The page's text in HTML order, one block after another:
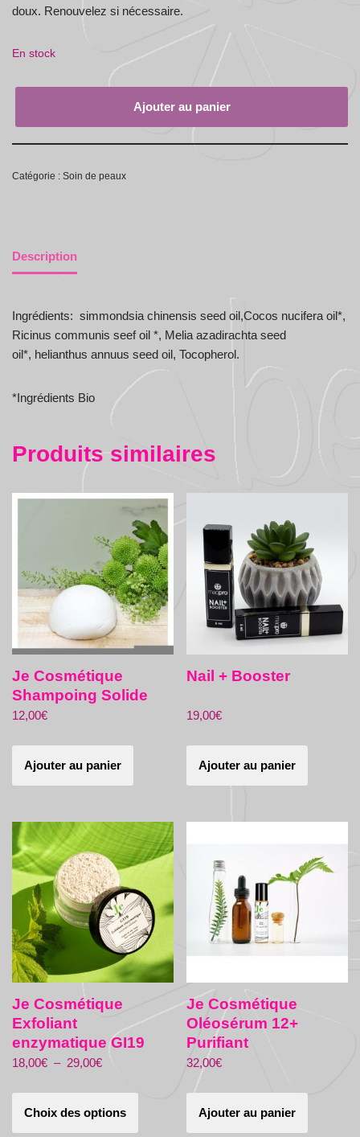
doux. Renouvelez si nécessaire.
En stock
Ajouter au panier
Catégorie : Soin de peaux
Description
Ingrédients: simmondsia chinensis seed oil,Cocos nucifera oil*,
Ricinus communis seef oil *, Melia azadirachta seed
oil*, helianthus annuus seed oil, Tocopherol.
*Ingrédients Bio
Produits similaires
Je Cosmétique
Shampoing Solide
12,00€
Ajouter au panier
Nail + Booster
19,00€
Ajouter au panier
Je Cosmétique
Exfoliant
enzymatique GI19
18,00€ – 29,00€
Choix des options
Je Cosmétique
Oléosérum 12+
Purifiant
32,00€
Ajouter au panier